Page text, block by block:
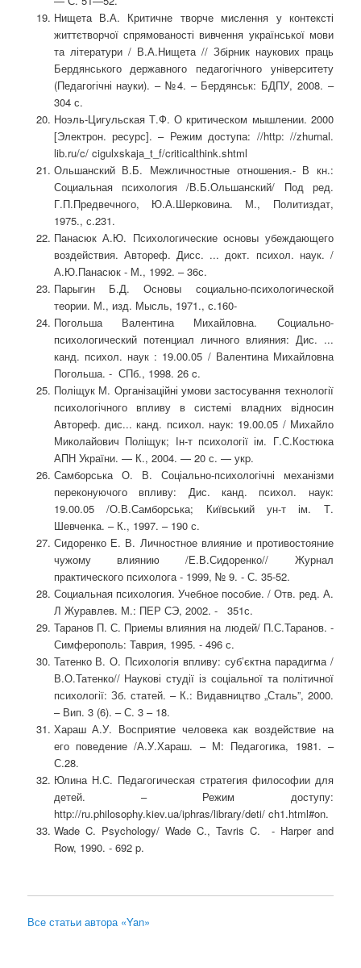
Нищета В.А. Критичне творче мислення у контексті
життєтворчої спрямованості вивчення української мови
та літератури / В.А.Нищета // Збірник наукових праць
Бердянського державного педагогічного університету
(Педагогічні науки). – №4. – Бердянськ: БДПУ, 2008. –
304 с.
Ноэль-Цигульская Т.Ф. О критическом мышлении. 2000
[Электрон. ресурс]. – Режим доступа: //http: //zhurnal.
lib.ru/c/ cigulxskaja_t_f/criticalthink.shtml
Ольшанский В.Б. Межличностные отношения.- В кн.:
Социальная психология /В.Б.Ольшанский/ Под ред.
Г.П.Предвечного, Ю.А.Шерковина. М., Политиздат,
1975., с.231.
Панасюк А.Ю. Психологические основы убеждающего
воздействия. Автореф. Дисс. ... докт. психол. наук. /
А.Ю.Панасюк - М., 1992. – 36с.
Парыгин Б.Д. Основы социально-психологической
теории. М., изд. Мысль, 1971., с.160-
Погольша Валентина Михайловна. Социально-
психологический потенциал личного влияния: Дис. ...
канд. психол. наук : 19.00.05 / Валентина Михайловна
Погольша. - СПб., 1998. 26 c.
Поліщук М. Організаційні умови застосування технології
психологічного впливу в системі владних відносин
Автореф. дис... канд. психол. наук: 19.00.05 / Михайло
Миколайович Поліщук; Ін-т психології ім. Г.С.Костюка
АПН України. — К., 2004. — 20 с. — укp.
Самборська О. В. Соціально-психологічні механізми
переконуючого впливу: Дис. канд. психол. наук:
19.00.05 /О.В.Самборська; Київський ун-т ім. Т.
Шевченка. – К., 1997. – 190 с.
Сидоренко Е. В. Личностное влияние и противостояние
чужому влиянию /Е.В.Сидоренко// Журнал
практического психолога - 1999, № 9. - С. 35-52.
Социальная психология. Учебное пособие. / Отв. ред. А.
Л Журавлев. М.: ПЕР СЭ, 2002. - 351с.
Таранов П. С. Приемы влияния на людей/ П.С.Таранов. -
Симферополь: Таврия, 1995. - 496 с.
Татенко В. О. Психологія впливу: суб’єктна парадигма /
В.О.Татенко// Наукові студії із соціальної та політичної
психології: Зб. статей. – К.: Видавництво „Сталь”, 2000.
– Вип. 3 (6). – С. 3 – 18.
Хараш А.У. Восприятие человека как воздействие на
его поведение /А.У.Хараш. – М: Педагогика, 1981. –
С.28.
Юлина Н.С. Педагогическая стратегия философии для
детей. – Режим доступу:
http://ru.philosophy.kiev.ua/iphras/library/deti/ ch1.html#on.
Wade C. Psychology/ Wade C., Tavris C. - Harper and
Row, 1990. - 692 p.
Все статьи автора «Yan»